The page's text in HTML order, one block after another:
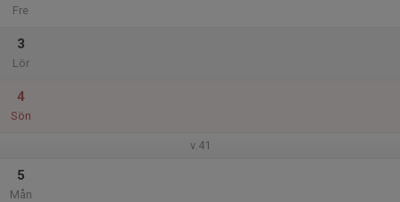
Fre
3
Lör
4
Sön
v.41
5
Mån